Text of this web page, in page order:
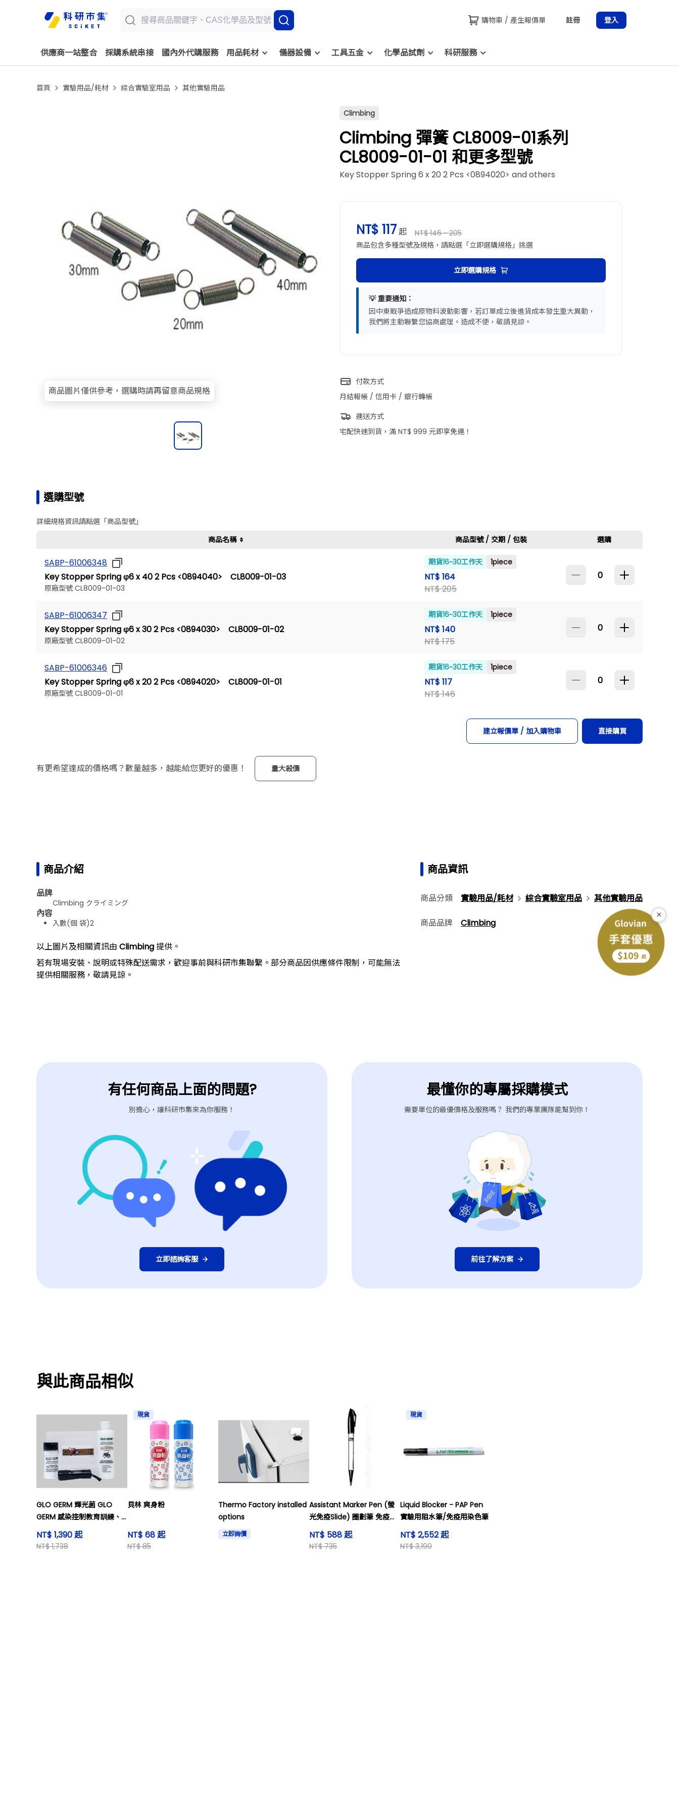
購物車 / 產生報價單 註冊 登入
供應商一站整合 採購系統串接 國內外代購服務 用品耗材 儀器設備 工具五金 化學品試劑 科研服務
首頁 實驗用品/耗材 綜合實驗室用品 其他實驗用品
商品圖片僅供參考，選購時請再留意商品規格
Climbing
Climbing 彈簧 CL8009-01系列
CL8009-01-01 和更多型號
Key Stopper Spring 6 x 20 2 Pcs <0894020> and others
NT$ 117起
NT$ 146 ~ 205
商品包含多種型號及規格，請點選「立即選購規格」挑選
立即選購規格
💡 重要通知：
因中東戰爭造成原物料波動影響，若訂單成立後進貨成本發生重大異動，
我們將主動聯繫您協商處理。造成不便，敬請見諒。
付款方式
月結報帳 / 信用卡 / 銀行轉帳
運送方式
宅配快速到貨，滿 NT$ 999 元即享免運！
選購型號
詳細規格資訊請點選「商品型號」
商品名稱
商品型號 / 交期 / 包裝 選購
SABP-61006348
Key Stopper Spring φ6 x 40 2 Pcs <0894040> CL8009-01-03
原廠型號 CL8009-01-03
SABP-61006347
Key Stopper Spring φ6 x 30 2 Pcs <0894030> CL8009-01-02
原廠型號 CL8009-01-02
SABP-61006346
Key Stopper Spring φ6 x 20 2 Pcs <0894020> CL8009-01-01
原廠型號 CL8009-01-01
期貨16~30工作天 1piece
NT$ 164
NT$ 205
期貨16~30工作天 1piece
NT$ 140
NT$ 175
期貨16~30工作天 1piece
NT$ 117
NT$ 146
建立報價單 / 加入購物車 直接購買
有更希望達成的價格嗎？數量越多，越能給您更好的優惠！ 量大殺價
商品介紹
品牌
Climbing クライミング
內容
入數(個 袋)2
以上圖片及相關資訊由 Climbing提供。
若有現場安裝、說明或特殊配送需求，歡迎事前與科研市集聯繫。部分商品因供應條件限制，可能無法
提供相關服務，敬請見諒。
商品資訊
商品分類 實驗用品/耗材 綜合實驗室用品 其他實驗用品
商品品牌 Climbing
有任何商品上面的問題?
別擔心，讓科研市集來為你服務！
立即諮詢客服
最懂你的專屬採購模式
需要單位的最優價格及服務嗎？ 我們的專業團隊能幫到你！
前往了解方案
與此商品相似
GLO GERM 輝光菌 GLO
GERM 感染控制教育訓練、
驗證教材
NT$ 1,390 起
NT$ 1,738
現貨
貝林 爽身粉
NT$ 68 起
NT$ 85
Thermo Factory installed
options
立即詢價
Assistant Marker Pen (螢
光免疫Slide) 圈劃筆 免疫筆
阻水筆
NT$ 588 起
NT$ 735
現貨
Liquid Blocker - PAP Pen
實驗用阻水筆/免疫用染色筆
NT$ 2,552 起
NT$ 3,190
上一個型號
×